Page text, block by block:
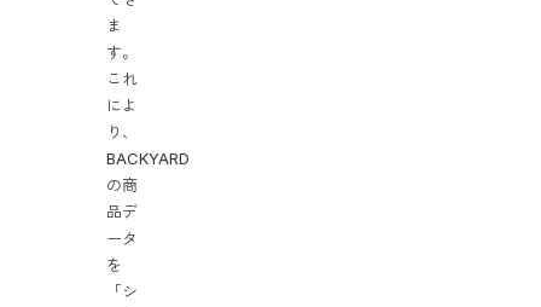
ま
す。
これ
によ
り、
BACKYARD
の商
品デ
ータ
を
「シ